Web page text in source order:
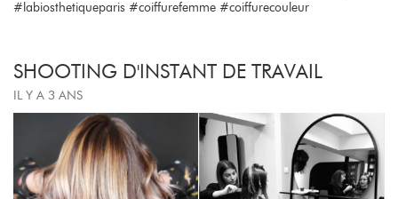
#labiosthetiqueparis #coiffurefemme #coiffurecouleur
SHOOTING D'INSTANT DE TRAVAIL
IL Y A 3 ANS